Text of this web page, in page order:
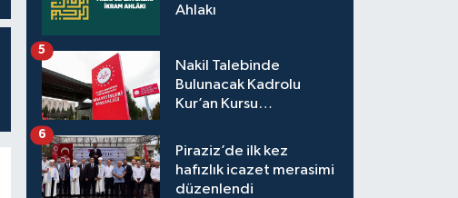
Ahlakı
Nakil Talebinde
Bulunacak Kadrolu
Kur’an Kursu
Tercih ve Yerleştirme
İşlemleri duyurusu
5
Piraziz’de ilk kez
hafızlık icazet merasimi
düzenlendi
6